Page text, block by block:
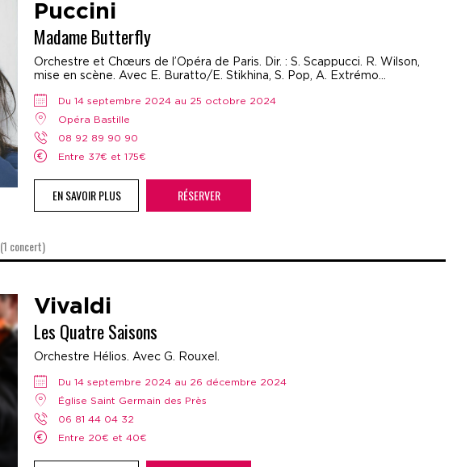
Puccini
Madame Butterfly
Orchestre et Chœurs de l’Opéra de Paris. Dir. : S. Scappucci. R. Wilson,
mise en scène. Avec E. Buratto/E. Stikhina, S. Pop, A. Extrémo...
Du 14 septembre 2024 au 25 octobre 2024
Opéra Bastille
08 92 89 90 90
Entre 37€ et 175€
EN SAVOIR PLUS RÉSERVER
(1 concert)
Vivaldi
Les Quatre Saisons
Orchestre Hélios. Avec G. Rouxel.
Du 14 septembre 2024 au 26 décembre 2024
Église Saint Germain des Près
06 81 44 04 32
Entre 20€ et 40€